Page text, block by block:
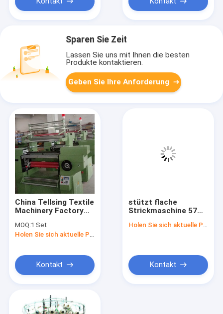
Sparen Sie Zeit
Lassen Sie uns mit Ihnen die besten
Produkte kontaktieren.
Geben Sie Ihre Anforderung
China Tellsing Textile
Machinery Factory
Elastic Knitting
Machine B3
MOQ:1 Set
Holen Sie sich aktuelle Preis
Kontakt
stützt flache
Strickmaschine 57G
Hochgeschwindigkeits-
HENGQIANG dualem
System
Holen Sie sich aktuelle Preis
Kontakt